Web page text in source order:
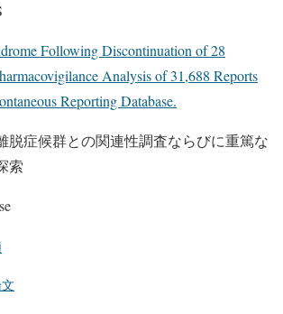
Following Discontinuation of 28
Analysis of 31,688 Reports
Reporting Database.
脱症候群との関連性調査ならびに重篤な
索